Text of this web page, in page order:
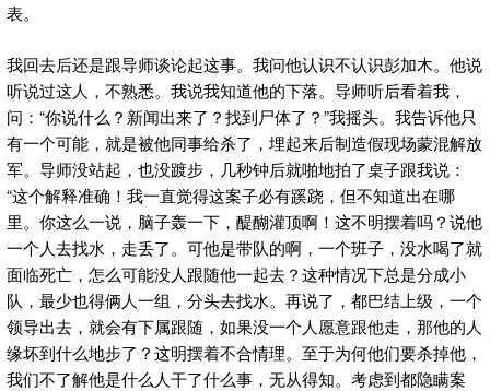
表。
我回去后还是跟导师谈论起这事。我问他认识不认识彭加木。他说
听说过这人，不熟悉。我说我知道他的下落。导师听后看着我，
问：“你说什么？新闻出来了？找到尸体了？”我摇头。我告诉他只
有一个可能，就是被他同事给杀了，埋起来后制造假现场蒙混解放
军。导师没站起，也没踱步，几秒钟后就啪地拍了桌子跟我说：
“这个解释准确！我一直觉得这案子必有蹊跷，但不知道出在哪
里。你这么一说，脑子轰一下，醍醐灌顶啊！这不明摆着吗？说他
一个人去找水，走丢了。可他是带队的啊，一个班子，没水喝了就
面临死亡，怎么可能没人跟随他一起去？这种情况下总是分成小
队，最少也得俩人一组，分头去找水。再说了，都巴结上级，一个
领导出去，就会有下属跟随，如果没一个人愿意跟他走，那他的人
缘坏到什么地步了？这明摆着不合情理。至于为何他们要杀掉他，
我们不了解他是什么人干了什么事，无从得知。考虑到都隐瞒案